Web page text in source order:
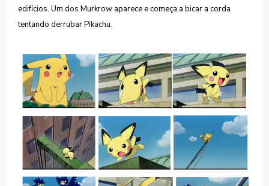
edifícios. Um dos Murkrow aparece e começa a bicar a corda
tentando derrubar Pikachu.